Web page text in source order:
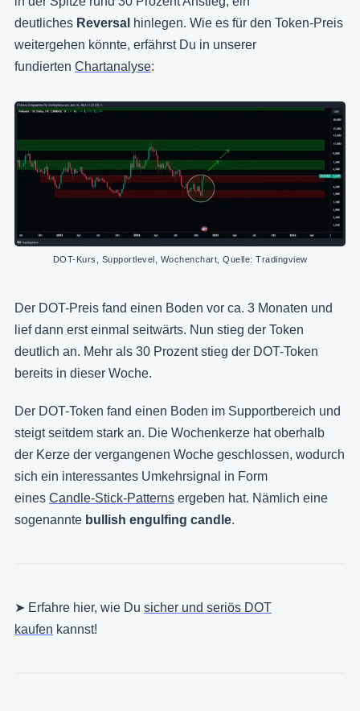
deutliches Reversal hinlegen. Wie es für den Token-Preis
weitergehen könnte, erfährst Du in unserer
fundierten Chartanalyse:
DOT-Kurs, Supportlevel, Wochenchart, Quelle: Tradingview
Der DOT-Preis fand einen Boden vor ca. 3 Monaten und
lief dann erst einmal seitwärts. Nun stieg der Token
deutlich an. Mehr als 30 Prozent stieg der DOT-Token
bereits in dieser Woche.
Der DOT-Token fand einen Boden im Supportbereich und
steigt seitdem stark an. Die Wochenkerze hat oberhalb
der Kerze der vergangenen Woche geschlossen, wodurch
sich ein interessantes Umkehrsignal in Form
eines Candle-Stick-Patterns ergeben hat. Nämlich eine
sogenannte bullish engulfing candle.
➤ Erfahre hier, wie Du sicher und seriös DOT
kaufen kannst!